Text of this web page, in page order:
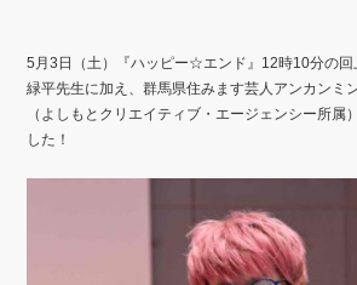
5月3日（土）『ハッピー☆エンド』12時10分の回
緑平先生に加え、群馬県住みます芸人アンカンミ
（よしもとクリエイティブ・エージェンシー所属
した！